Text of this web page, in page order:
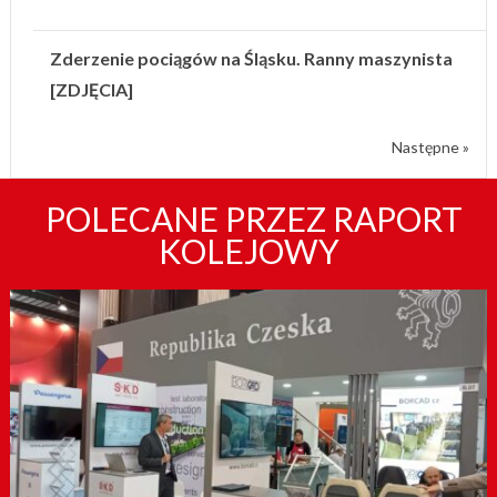
Zderzenie pociągów na Śląsku. Ranny maszynista
[ZDJĘCIA]
Następne »
POLECANE PRZEZ RAPORT
KOLEJOWY